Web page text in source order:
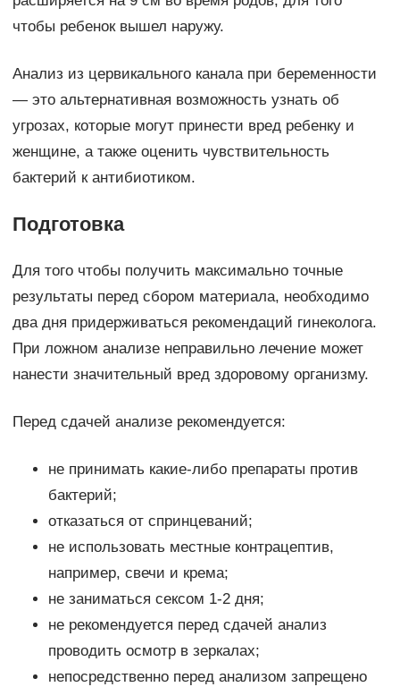
чтобы ребенок вышел наружу.
Анализ из цервикального канала при беременности
— это альтернативная возможность узнать об
угрозах, которые могут принести вред ребенку и
женщине, а также оценить чувствительность
бактерий к антибиотиком.
Подготовка
Для того чтобы получить максимально точные
результаты перед сбором материала, необходимо
два дня придерживаться рекомендаций гинеколога.
При ложном анализе неправильно лечение может
нанести значительный вред здоровому организму.
Перед сдачей анализе рекомендуется:
не принимать какие-либо препараты против
бактерий;
отказаться от спринцеваний;
не использовать местные контрацептив,
например, свечи и крема;
не заниматься сексом 1-2 дня;
не рекомендуется перед сдачей анализ
проводить осмотр в зеркалах;
непосредственно перед анализом запрещено